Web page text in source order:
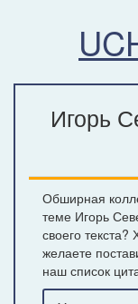
Игорь
Обширная
теме Игорь
своего
желаете
наш список